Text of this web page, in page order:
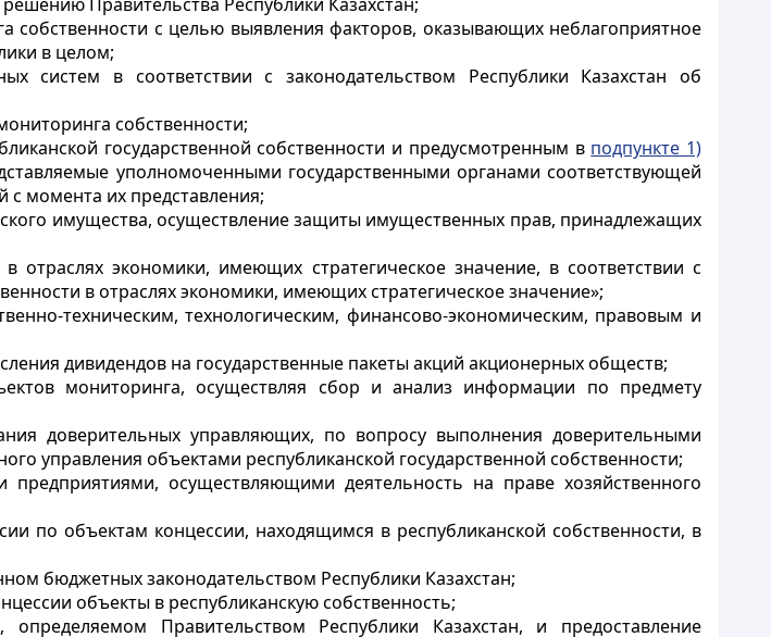
собственности с целью выявления факторов, оказывающих неблагоприятное
в целом;
систем в соответствии с законодательством Республики Казахстан об
собственности;
государственной собственности и предусмотренным в подпункте 1)
уполномоченными государственными органами соответствующей
с момента их представления;
имущества, осуществление защиты имущественных прав, принадлежащих
отраслях экономики, имеющих стратегическое значение, в соответствии с
в отраслях экономики, имеющих стратегическое значение»;
техническим, технологическим, финансово-экономическим, правовым и
дивидендов на государственные пакеты акций акционерных обществ;
мониторинга, осуществляя сбор и анализ информации по предмету
доверительных управляющих, по вопросу выполнения доверительными
управления объектами республиканской государственной собственности;
предприятиями, осуществляющими деятельность на праве хозяйственного
по объектам концессии, находящимся в республиканской собственности, в
бюджетных законодательством Республики Казахстан;
объекты в республиканскую собственность;
Правительством Республики Казахстан, и предоставление